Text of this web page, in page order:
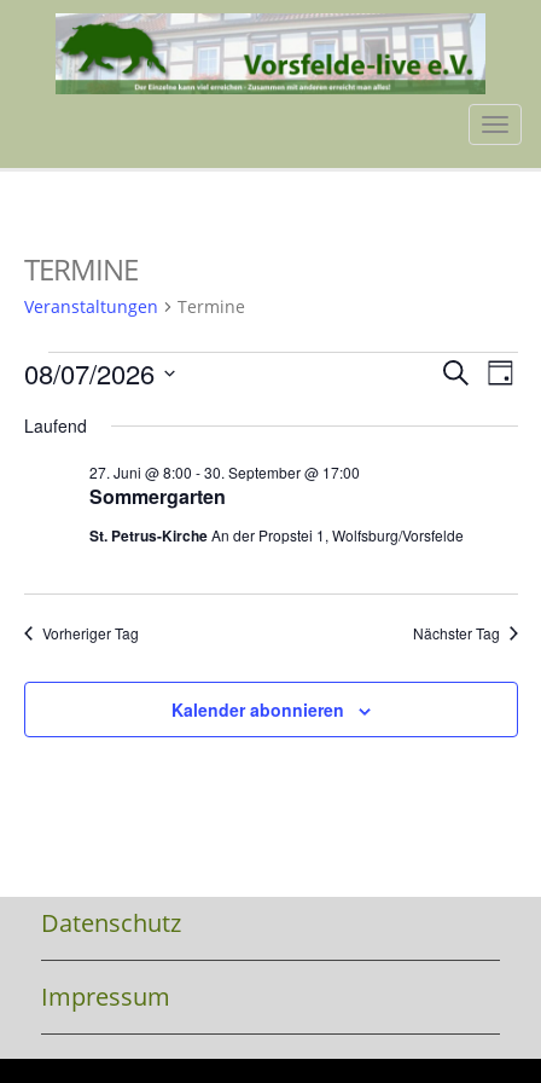
TERMINE
Veranstaltungen Termine
VERANSTALTUNGEN
FÜR
2026
SucheTag
08/07/2026
wählen.
Laufend
Sommergarten
27. Juni @ 8:00 -30. September @ 17:00
St. Petrus-KircheAn der Propstei 1, Wolfsburg/Vorsfelde
Vorheriger Tag Nächster Tag
Kalender abonnieren
Datenschutz
Impressum